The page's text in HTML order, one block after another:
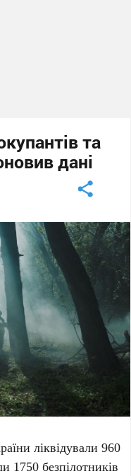
та
дані
ліквідували960
1750 безпілотників